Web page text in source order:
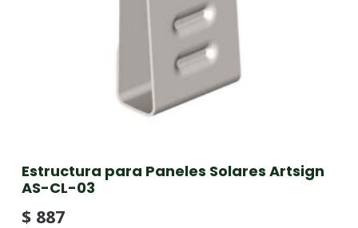
Estructura para Paneles Solares Artsign
AS-CL-03
$ 887